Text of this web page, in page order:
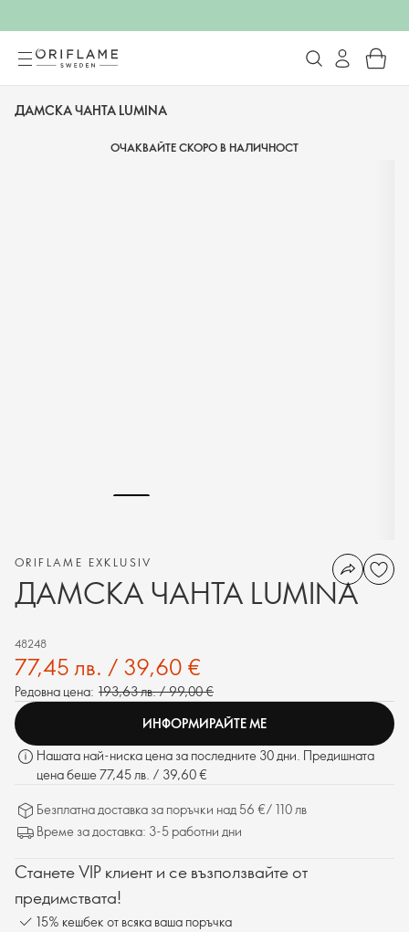
ДАМСКА ЧАНТА LUMINA
ОЧАКВАЙТЕ СКОРО В НАЛИЧНОСТ
ORIFLAME EXKLUSIV
ДАМСКА ЧАНТА LUMINA
48248
77,45 лв. / 39,60 €
Редовна цена: 193,63 лв. / 99,00 €
ИНФОРМИРАЙТЕ МЕ
Нашата най-ниска цена за последните 30 дни. Предишната
цена беше 77,45 лв. / 39,60 €
Безплатна доставка за поръчки над 56 €/ 110 лв
Време за доставка: 3-5 работни дни
Станете VIP клиент и се възползвайте от
предимствата!
15% кешбек от всяка ваша поръчка